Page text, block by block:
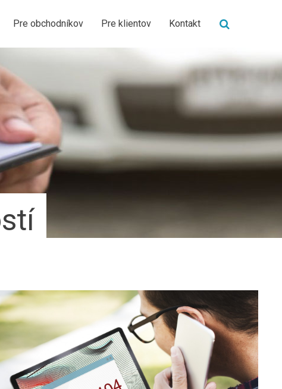
Pre obchodníkov Pre klientov Kontakt